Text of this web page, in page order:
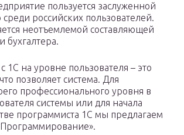
пользуется заслуженной
российских пользователей.
неотъемлемой составляющей
бухгалтера.
1С на уровне пользователя – это
позволяет система. Для
профессионального уровня в
системы или для начала
программиста 1С мы предлагаем